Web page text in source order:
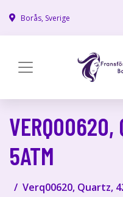
Borås, Sverige
VERQ00620,
5ATM
Verq00620, Quartz,